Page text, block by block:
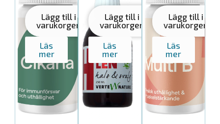
Lägg till i
varukorgen
Läs
mer
Lägg till i
varukorgen
Läs
mer
Lägg till i
varukorgen
Läs
mer